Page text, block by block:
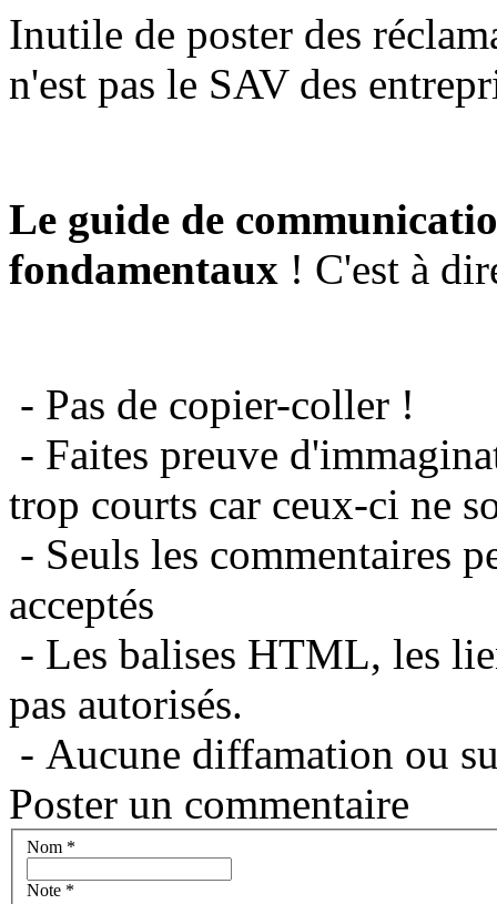
Inutile de poster des
n'est pas le SAV des
Le guide de
fondamentaux ! C'est à
- Pas de copier-coller !
- Faites preuve
trop courts car ceux-ci ne
- Seuls les commentaires
acceptés
- Les balises HTML, les
pas autorisés.
- Aucune diffamation ou
Poster un commentaire
Nom *
Note *